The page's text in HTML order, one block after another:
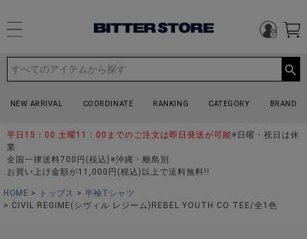
NEW ARRIVAL COORDINATE RANKING CATEGORY BRAND
平日15：00 土曜11：00までのご注文は即日発送が可能※日曜・祝日は休
業
全国一律送料700円(税込)※沖縄・離島別
お買い上げ金額が11,000円(税込)以上で送料無料!!
HOME トップス
半袖Tシャツ
CIVIL REGIME(シヴィル レジーム)REBEL YOUTH CO TEE/全1色